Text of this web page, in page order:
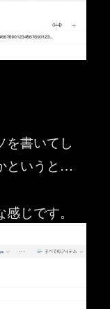
を書いてし
というと…
じです。